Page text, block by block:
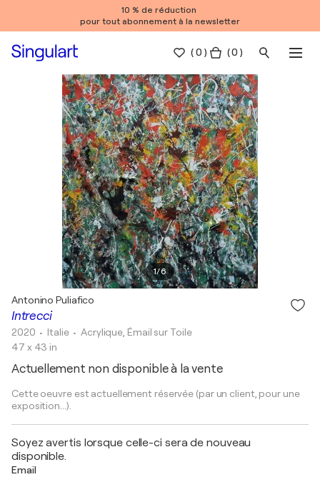
10 % de réduction
pour tout abonnement à la newsletter
(0 ) ( 0 )
1/6
Intrecci
Antonino Puliafico
2020 • Italie •Acrylique, Émail sur Toile
47 x 43 in
Actuellement non disponible à la vente
Cette oeuvre est actuellement réservée (par un client, pour une
exposition...).
Soyez avertis lorsque celle-ci sera de nouveau
disponible.
Email